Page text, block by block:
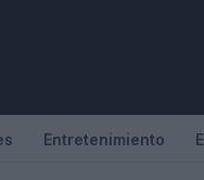
Entretenimiento